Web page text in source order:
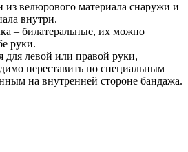
из велюрового материала снаружи и
внутри.
– билатеральные, их можно
руки.
для левой или правой руки,
переставить по специальным
на внутренней стороне бандажа.